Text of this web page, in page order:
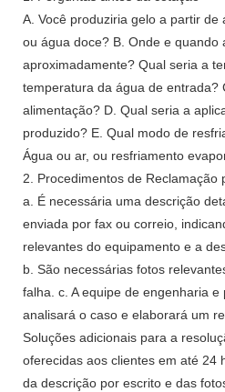
A. Você produziria gelo a partir de
ou água doce? B. Onde e quando
aproximadamente? Qual seria a
temperatura da água de entrada?
alimentação? D. Qual seria a
produzido? E. Qual modo de
Água ou ar, ou resfriamento
2. Procedimentos de Reclamação
a. É necessária uma descrição
enviada por fax ou correio,
relevantes do equipamento e a
b. São necessárias fotos
falha. c. A equipe de engenharia e
analisará o caso e elaborará um
Soluções adicionais para a
oferecidas aos clientes em até 24
da descrição por escrito e das